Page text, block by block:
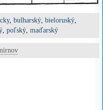
, bulharský, bieloruský,
, poľský, maďarský